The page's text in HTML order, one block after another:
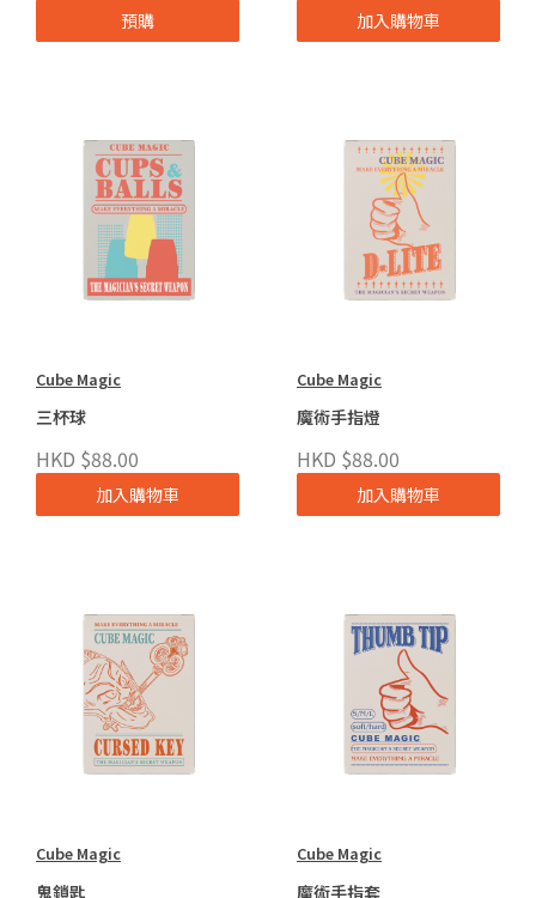
預購 加入購物車
Cube Magic
三杯球
HKD $88.00
加入購物車
Cube Magic
魔術手指燈
HKD $88.00
加入購物車
Cube Magic
鬼鎖匙
Cube Magic
魔術手指套